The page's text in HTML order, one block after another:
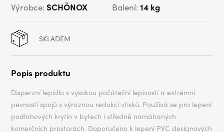
Výrobce: SCHÖNOX Balení: 14 kg
SKLADEM
Popis produktu
Disperzní lepidlo s vysokou počáteční lepivostí a extrémní
pevností spojů s výraznou redukcí vtisků. Používá se pro lepení
podlahových krytin v bytech i středně namáhaných
komerčních prostorách. Doporučeno k lepení PVC designových